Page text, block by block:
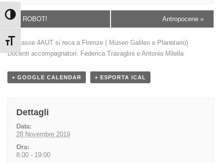
Attiva/disattiva alto contrasto
Attiva/disattiva dimensione testo
ROBOT! Antropocene »
La classe 4AUT si reca a Firenze ( Museo Galileo e Planetario)
Docenti accompagnatori: Federica Travaglini e Antonia Milella
+ GOOGLE CALENDAR + ESPORTA ICAL
Dettagli
Data:
28 Novembre 2019
Ora:
8:00 - 19:00